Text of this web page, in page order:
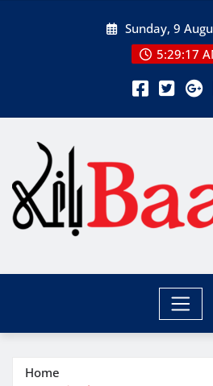
Sunday, 9
5:29:18
Home